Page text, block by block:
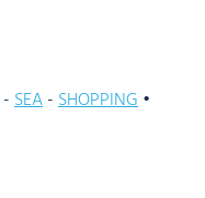
SEA SHOPPING•